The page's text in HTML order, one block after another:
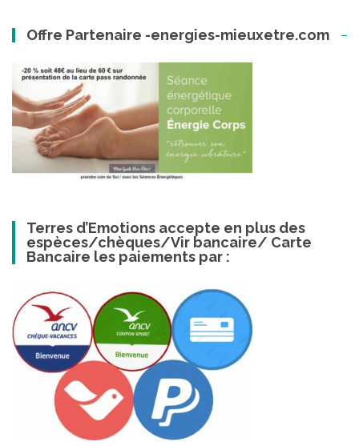
Offre Partenaire -energies-mieuxetre.com
Terres d’Emotions accepte en plus des
espèces/chèques/Vir bancaire/ Carte
Bancaire les paiements par :